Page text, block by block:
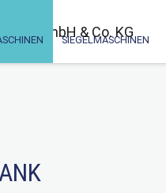
SIEGELMASCHINEN